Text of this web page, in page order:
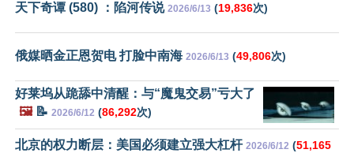
天下奇谭 (580) ：陷河传说 2026/6/13 (19,836次)
俄媒晒金正恩贺电 打脸中南海 2026/6/13 (49,806次)
好莱坞从跪舔中清醒：与“魔鬼交易”亏大了
🖼️📝 2026/6/12 (86,292次)
北京的权力断层：美国必须建立强大杠杆 2026/6/12 (51,165